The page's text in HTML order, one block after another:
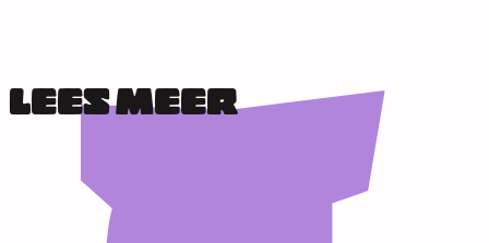
LEES MEER